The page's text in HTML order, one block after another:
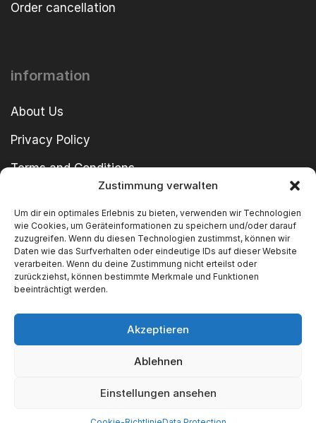
Zustimmung verwalten
Um dir ein optimales Erlebnis zu bieten, verwenden wir Technologien
wie Cookies, um Geräteinformationen zu speichern und/oder darauf
zuzugreifen. Wenn du diesen Technologien zustimmst, können wir
Daten wie das Surfverhalten oder eindeutige IDs auf dieser Website
verarbeiten. Wenn du deine Zustimmung nicht erteilst oder
zurückziehst, können bestimmte Merkmale und Funktionen
beeinträchtigt werden.
Akzeptieren
Ablehnen
Einstellungen ansehen
Order cancellation
information
About Us
Privacy Policy
Terms and Conditions
Copyright © 2024 SWT GmbH